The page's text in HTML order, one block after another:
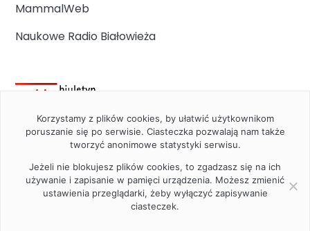
MammalWeb
Naukowe Radio Białowieża
Korzystamy z plików cookies, by ułatwić użytkownikom
poruszanie się po serwisie. Ciasteczka pozwalają nam także
tworzyć anonimowe statystyki serwisu.
Jeżeli nie blokujesz plików cookies, to zgadzasz się na ich
używanie i zapisanie w pamięci urządzenia. Możesz zmienić
ustawienia przeglądarki, żeby wyłączyć zapisywanie
ciasteczek.